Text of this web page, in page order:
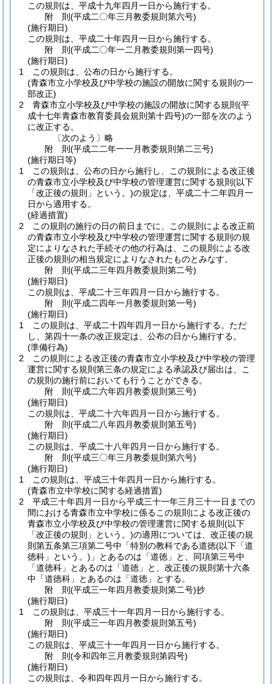
この規則は、平成十九年四月一日から施行する。
附 則(平成二〇年三月教委規則第六号)
(施行期日)
この規則は、平成二十年四月一日から施行する。
附 則(平成二〇年一二月教委規則第一四号)
(施行期日)
1
この規則は、公布の日から施行する。
(青森市立小学校及び中学校の施設の開放に関する規則の一
部改正)
2
青森市立小学校及び中学校の施設の開放に関する規則 (平
成十七年青森市教育委員会規則第十四号)の一部を次のよう
に改正する。
〔次のよう〕略
附 則(平成二二年一一月教委規則第二三号)
(施行期日等)
1
この規則は、公布の日から施行し、この規則による改正後
の青森市立小学校及び中学校の管理運営に関する規則 (以下
「改正後の規則」という。)の規定は、平成二十二年四月一
日から適用する。
(経過措置)
2
この規則の施行の日の前日までに、この規則による改正前
の青森市立小学校及び中学校の管理運営に関する規則の規
定によりなされた手続その他の行為は、この規則による改
正後の規則の相当規定によりなされたものとみなす。
附 則(平成二三年四月教委規則第二号)
(施行期日)
この規則は、平成二十三年四月一日から施行する。
附 則(平成二四年一月教委規則第一号)
(施行期日)
1
この規則は、平成二十四年四月一日から施行する。 ただ
し、第四十一条の改正規定は、公布の日から施行する。
(準備行為)
2
この規則による改正後の青森市立小学校及び中学校の管理
運営に関する規則第三条の規定による承認及び届出は、こ
の規則の施行前においても行うことができる。
附 則(平成二六年四月教委規則第三号)
(施行期日)
この規則は、平成二十六年四月一日から施行する。
附 則(平成二八年四月教委規則第五号)
(施行期日)
この規則は、平成二十八年四月一日から施行する。
附 則(平成三〇年三月教委規則第六号)
(施行期日)
1
この規則は、平成三十年四月一日から施行する。
(青森市立中学校に関する経過措置)
2
平成三十年四月一日から平成三十一年三月三十一日までの
間における青森市立中学校に係るこの規則による改正後の
青森市立小学校及び中学校の管理運営に関する規則 (以下
「改正後の規則」という。)の適用については、改正後の規
則第五条第三項第二号中「特別の教科である道徳(以下「道
徳科」という。) 」とあるのは「道徳」と、同項第三号中
「道徳科」とあるのは「道徳」と、改正後の規則第十六条
中「道徳科」とあるのは「道徳」とする。
附 則(平成三一年四月教委規則第二号)抄
(施行期日)
1
この規則は、平成三十一年四月一日から施行する。
附 則(平成三一年四月教委規則第五号)
(施行期日)
この規則は、平成三十一年四月一日から施行する。
附 則(令和四年三月教委規則第四号)
(施行期日)
この規則は、令和四年四月一日から施行する。